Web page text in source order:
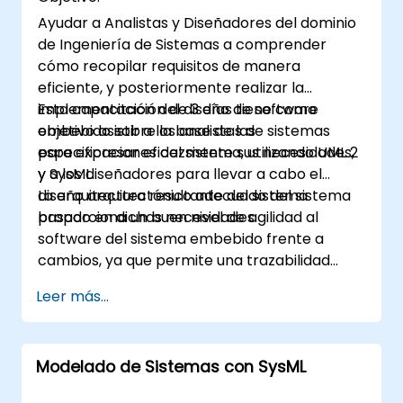
Ayudar a Analistas y Diseñadores del dominio
de Ingeniería de Sistemas a comprender
cómo recopilar requisitos de manera
eficiente, y posteriormente realizar la
implementación del diseño de software
embebido sobre la base de las
especificaciones del sistema, utilizando UML 2
y SysML.
Esta capacitación de 3 días tiene como
objetivo asistir a los analistas de sistemas
para expresar eficazmente sus necesidades,
y a los diseñadores para llevar a cabo el
diseño arquitectónico adecuado del sistema
basado en dichas necesidades.
La arquitectura resultante del sistema
proporciona un buen nivel de agilidad al
software del sistema embebido frente a
cambios, ya que permite una trazabilidad
encapsuladas en las funciones del sistema y
aquellas derivadas de las opciones de uso
(casos de uso) de los usuarios finales hasta el
nivel de implementación del software.
Leer más...
Modelado de Sistemas con SysML